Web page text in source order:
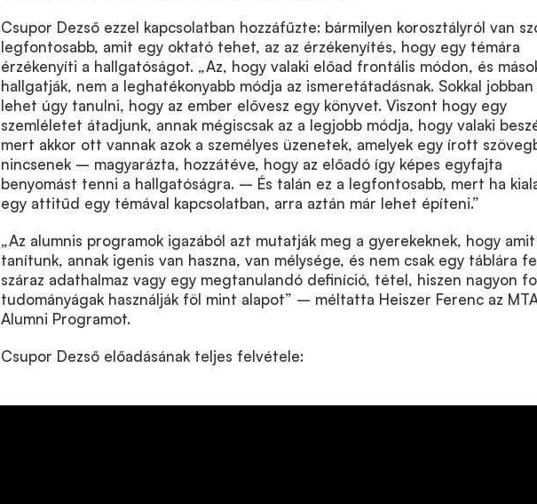
Csupor Dezső ezzel kapcsolatban hozzáfűzte: bármilyen korosztályról van
legfontosabb, amit egy oktató tehet, az az érzékenyítés, hogy egy témára
érzékenyíti a hallgatóságot. „Az, hogy valaki előad frontális módon, és
hallgatják, nem a leghatékonyabb módja az ismeretátadásnak. Sokkal jobban
lehet úgy tanulni, hogy az ember elővesz egy könyvet. Viszont hogy egy
szemléletet átadjunk, annak mégiscsak az a legjobb módja, hogy valaki
mert akkor ott vannak azok a személyes üzenetek, amelyek egy írott
nincsenek – magyarázta, hozzátéve, hogy az előadó így képes egyfajta
benyomást tenni a hallgatóságra. – És talán ez a legfontosabb, mert ha
egy attitűd egy témával kapcsolatban, arra aztán már lehet építeni.”
„Az alumnis programok igazából azt mutatják meg a gyerekeknek, hogy amit
tanítunk, annak igenis van haszna, van mélysége, és nem csak egy táblára
száraz adathalmaz vagy egy megtanulandó definíció, tétel, hiszen nagyon
tudományágak használják föl mint alapot” – méltatta Heiszer Ferenc az
Alumni Programot.
Csupor Dezső előadásának teljes felvétele: